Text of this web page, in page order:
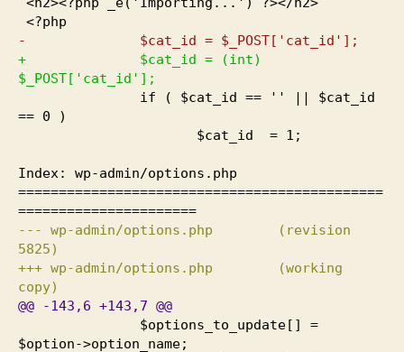
<?php
- $cat_id = $_POST[ 'cat_id' ] ;
+ $cat_id =
(int)
$_POST[ 'cat_id' ] ;
if
(
$cat_id == '' || $cat_id
== 0
)
$cat_id = 1 ;
Index: wp-admin/options.php
=============================================
======================
--- wp-admin/options.php
( revision
5825)
+++ wp-admin/options.php
(working
copy)
@@
-143 , 6 +143 , 7 @@
$options_to_update[ ]
=
$option->option_name;